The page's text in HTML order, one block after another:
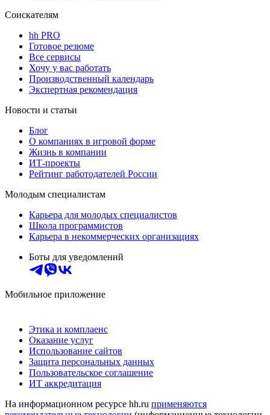
Соискателям
hh PRO
Готовое резюме
Все сервисы
Хочу у вас работать
Производственный календарь
Экспертная рекомендация
Новости и статьи
Блог
О компаниях в игровой форме
Жизнь в компании
ИТ-проекты
Рейтинг работодателей России
Молодым специалистам
Карьера для молодых специалистов
Школа программистов
Карьера в некоммерческих организациях
Боты для уведомлений
Мобильное приложение
Этика и комплаенс
Оказание услуг
Использование сайтов
Защита персональных данных
Пользовательское соглашение
ИТ аккредитация
На информационном ресурсе hh.ru применяются